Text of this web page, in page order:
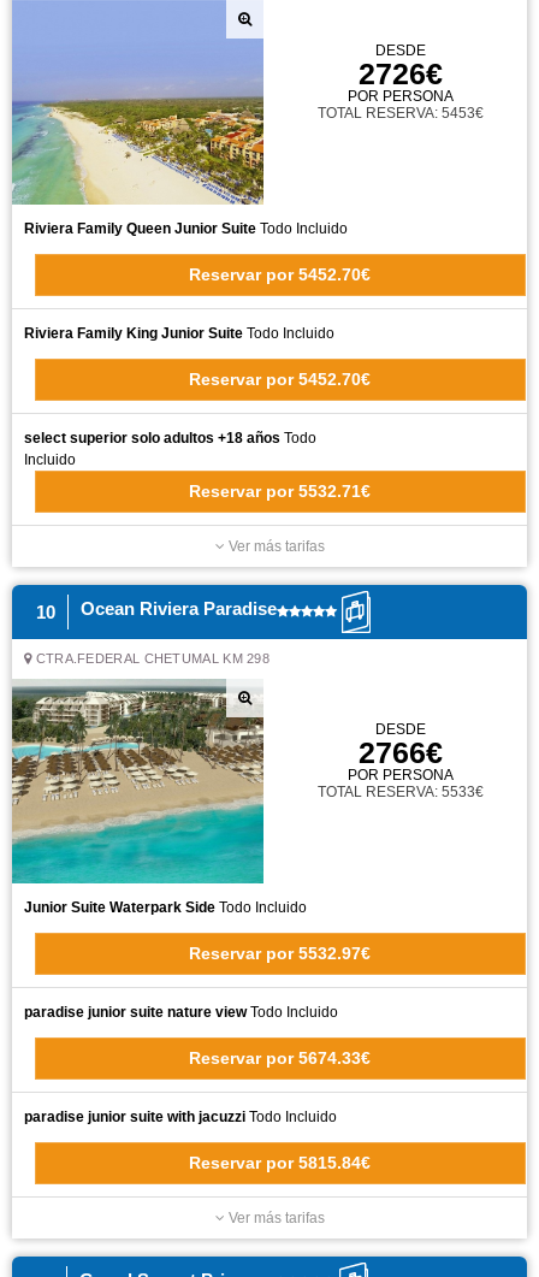
DESDE
2726€
POR PERSONA
TOTAL RESERVA: 5453€
Riviera Family Queen Junior Suite Todo Incluido
Reservar por 5452.70€
Riviera Family King Junior Suite Todo Incluido
Reservar por 5452.70€
select superior solo adultos +18 años Todo
Incluido
Reservar por 5532.71€
Ver más tarifas
10 Ocean Riviera Paradise
CTRA.FEDERAL CHETUMAL KM 298
DESDE
2766€
POR PERSONA
TOTAL RESERVA: 5533€
Junior Suite Waterpark Side Todo Incluido
Reservar por 5532.97€
paradise junior suite nature viewTodo Incluido
Reservar por 5674.33€
paradise junior suite with jacuzzi Todo Incluido
Reservar por 5815.84€
Ver más tarifas